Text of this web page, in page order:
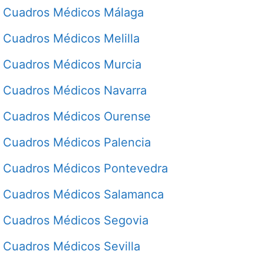
Cuadros Médicos Málaga
Cuadros Médicos Melilla
Cuadros Médicos Murcia
Cuadros Médicos Navarra
Cuadros Médicos Ourense
Cuadros Médicos Palencia
Cuadros Médicos Pontevedra
Cuadros Médicos Salamanca
Cuadros Médicos Segovia
Cuadros Médicos Sevilla